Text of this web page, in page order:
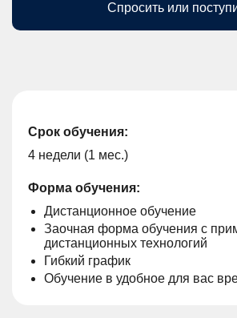
Спросить или
Срок обучения:
4 недели (1 мес.)
Форма обучения:
Дистанционное обучение
Заочная форма обучения с
дистанционных технологий
Гибкий график
Обучение в удобное для вас